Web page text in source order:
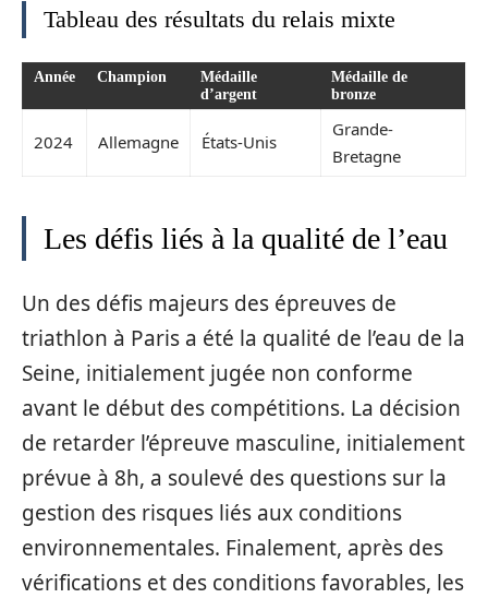
Tableau des résultats du relais mixte
Année Champion
Médaille
d’argent
Médaille de
bronze
2024 Allemagne États-Unis
Grande-
Bretagne
Les défis liés à la qualité de l’eau
Un des défis majeurs des épreuves de
triathlon à Paris a été la qualité de l’eau de la
Seine, initialement jugée non conforme
avant le début des compétitions. La décision
de retarder l’épreuve masculine, initialement
prévue à 8h, a soulevé des questions sur la
gestion des risques liés aux conditions
environnementales. Finalement, après des
vérifications et des conditions favorables, les